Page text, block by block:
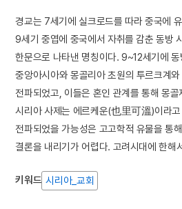
경교는 7세기에 실크로드를 따라 중국에
9세기 중엽에 중국에서 자취를 감춘 동방
한문으로 나타낸 명칭이다. 9~12세기에
중앙아시아와 몽골리아 초원의 투르크계
전파되었고, 이들은 혼인 관계를 통해 몽
시리아 사제는 에르케운(也里可溫)이라
전파되었을 가능성은 고고학적 유물을 통
결론을 내리기가 어렵다. 고려시대에 한해
키워드 시리아_교회